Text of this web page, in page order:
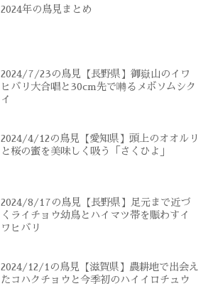
2024年の鳥見まとめ
2024/7/23の鳥見【長野県】御嶽山のイワ
ヒバリ大合唱と30cm先で囀るメボソムシク
イ
2024/4/12の鳥見【愛知県】頭上のオオルリ
と桜の蜜を美味しく吸う「さくひよ」
2024/8/17の鳥見【長野県】足元まで近づ
くライチョウ幼鳥とハイマツ帯を賑わすイ
ワヒバリ
2024/12/1の鳥見【滋賀県】農耕地で出会え
たコハクチョウと今季初のハイイロチュウ